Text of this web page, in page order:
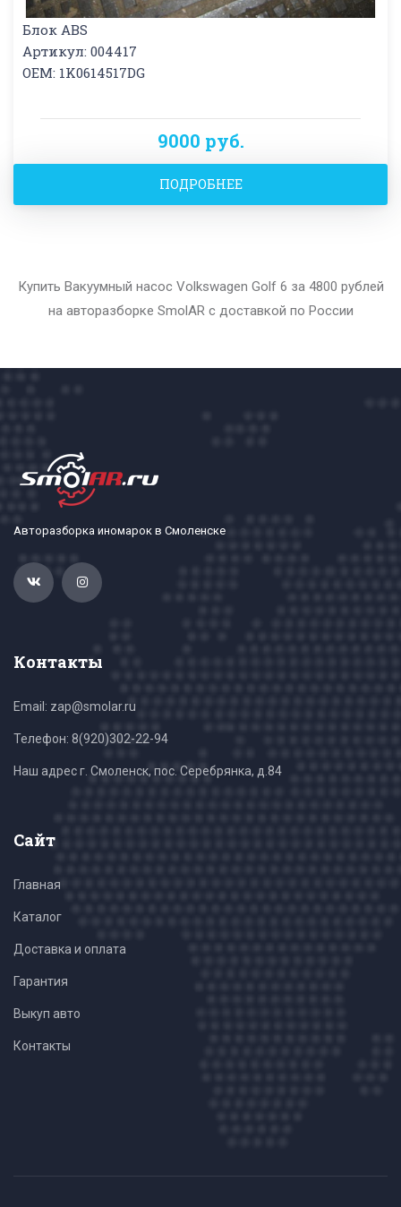
Блок ABS
Артикул: 004417
OEM: 1K0614517DG
9000 руб.
ПОДРОБНЕЕ
Купить Вакуумный насос Volkswagen Golf 6 за 4800 рублей
на авторазборке SmolAR с доставкой по России
Авторазборка иномарок в Смоленске
Контакты
Email: zap@smolar.ru
Телефон: 8(920)302-22-94
Наш адрес г. Смоленск, пос. Серебрянка, д.84
Сайт
Главная
Каталог
Доставка и оплата
Гарантия
Выкуп авто
Контакты